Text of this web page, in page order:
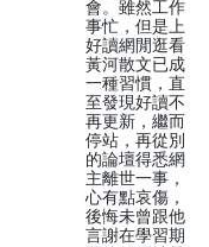
會。雖然工作
事忙，但是上
好讀網閒逛看
黃河散文已成
一種習慣，直
至發現好讀不
再更新，繼而
停站，再從別
的論壇得悉網
主離世一事，
心有點哀傷，
後悔未曾跟他
言謝在學習期